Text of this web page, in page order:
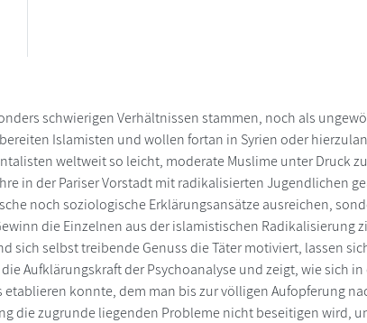
schwierigen Verhältnissen stammen, noch als
Islamisten und wollen fortan in Syrien oder
weltweit so leicht, moderate Muslime unter Druck
in der Pariser Vorstadt mit radikalisierten Jugendlichen
noch soziologische Erklärungsansätze ausreichen,
die Einzelnen aus der islamistischen Radikalisierung
sich selbst treibende Genuss die Täter motiviert, lassen
Aufklärungskraft der Psychoanalyse und zeigt, wie sich in
konnte, dem man bis zur völligen Aufopferung
die zugrunde liegenden Probleme nicht beseitigen wird,